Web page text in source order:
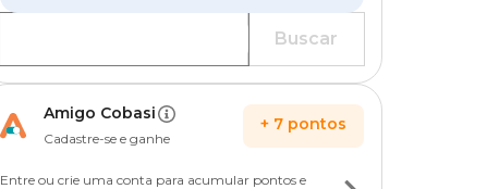
Buscar
Amigo Cobasi
Cadastre-se e ganhe
+ 7 pontos
Entre ou crie uma conta para acumular pontos e